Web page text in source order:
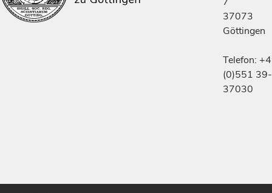
37073
Göttingen
Telefon:
(0)551 39-
37030